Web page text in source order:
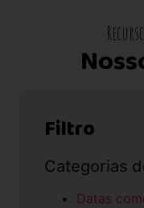
Filtro
Categorias
Datas